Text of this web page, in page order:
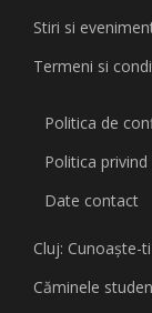
Stiri si
Termeni si
Politica de
Politica
Date contact
Cluj: Cunoaşte-
Căminele